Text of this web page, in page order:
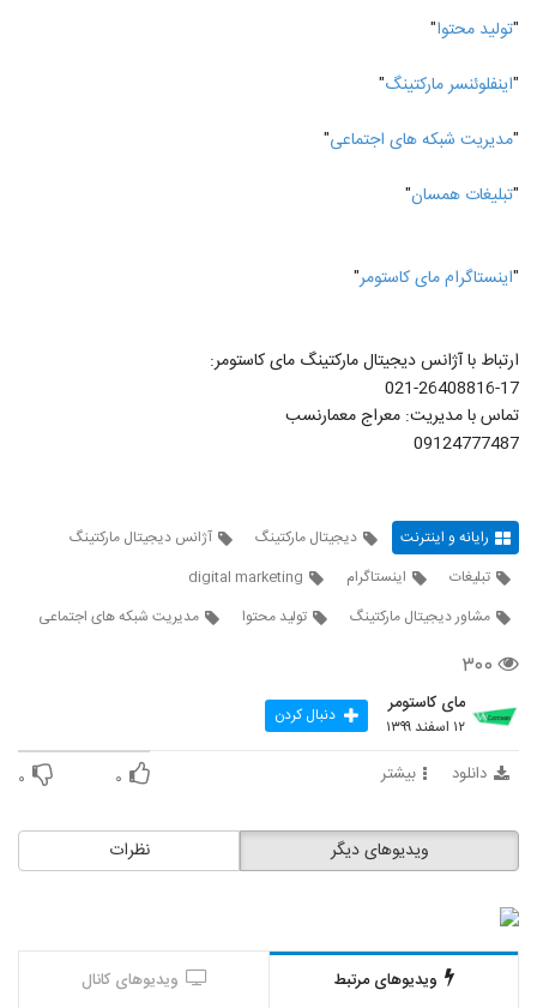
"تولید محتوا"
"اینفلوئنسر مارکتینگ"
"مدیریت شبکه های اجتماعی"
"تبلیغات همسان"
"اینستاگرام مای کاستومر"
ارتباط با آژانس دیجیتال مارکتینگ مای کاستومر:
021-26408816-17
تماس با مدیریت: معراج معمارنسب
09124777487
رایانه و اینترنت دیجیتال مارکتینگ
آژانس دیجیتال مارکتینگ
تبلیغات
اینستاگرام
digital marketing
مشاور دیجیتال مارکتینگ
تولید محتوا مدیریت شبکه های اجتماعی
۳۰۰
مای کاستومر
۱۲ اسفند ۱۳۹۹ دنبال کردن
دانلود بیشتر ۰ ۰
نظرات ویدیوهای دیگر
ویدیوهای مرتبط ویدیوهای کانال